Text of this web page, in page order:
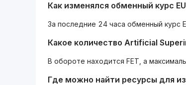
Как изменялся обменный курс
За последние 24 часа обменный курс
Какое количество Artificial
В обороте находится FET, а
Где можно найти ресурсы для